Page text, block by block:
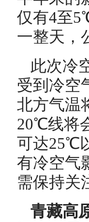
仅有4至
一整天，
此次冷
受到冷空
北方气温
20℃线将
可达25℃
有冷空气
需保持关
青藏高